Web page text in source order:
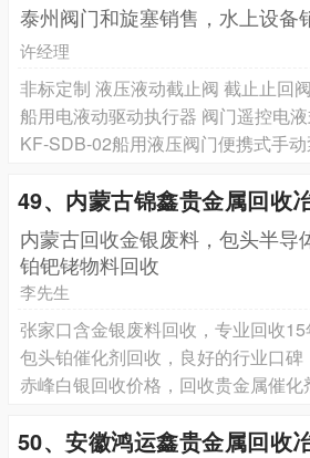
泰州阀门和旋塞销售，水上设备
许经理
49、内蒙古锦鑫贵金属回收
内蒙古回收金银废料，包头半导
铂钯铑物料回收
李先生
张家口含金银废料回收，专业回收15
包头铂催化剂回收，良好的行业口碑
赤峰白银回收价格，回收贵金属催化
50、安徽鸿运鑫贵金属回收